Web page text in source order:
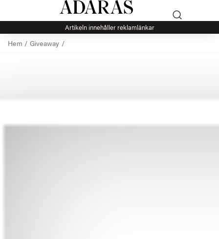
Artikeln innehåller reklamlänkar
Hem / Giveaway /